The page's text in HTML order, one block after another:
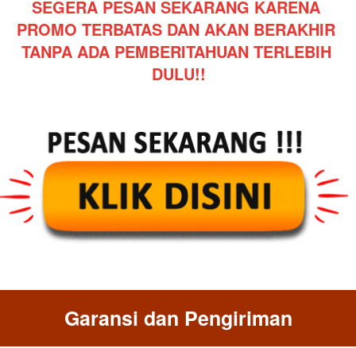
SEGERA PESAN SEKARANG KARENA
PROMO TERBATAS DAN AKAN BERAKHIR
TANPA ADA PEMBERITAHUAN TERLEBIH
DULU!!
Garansi dan Pengiriman